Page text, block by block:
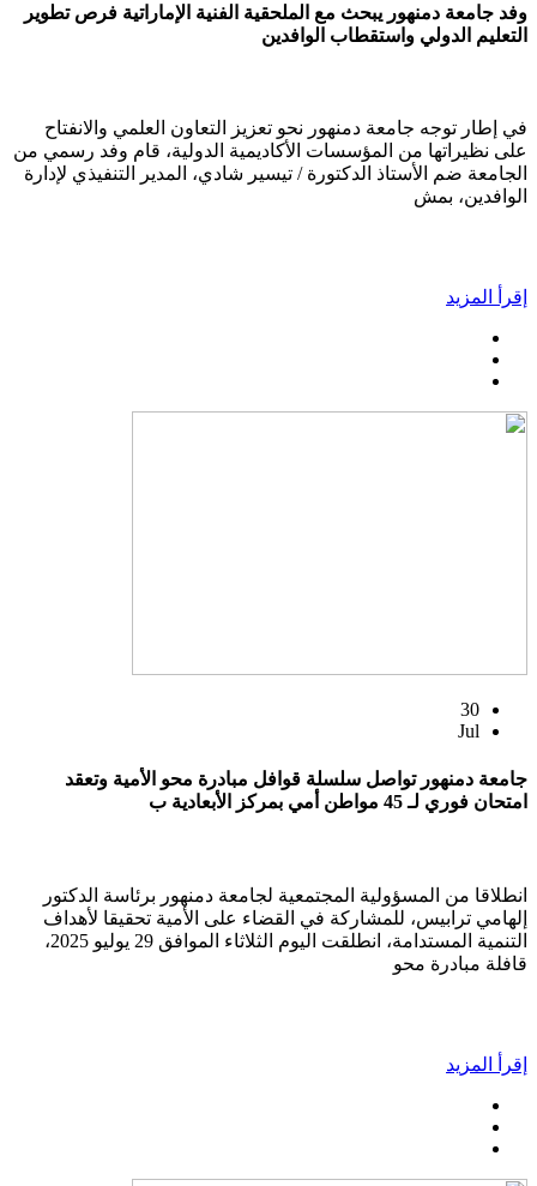
وفد جامعة دمنهور يبحث مع الملحقية الفنية الإماراتية فرص تطوير
التعليم الدولي واستقطاب الوافدين
في إطار توجه جامعة دمنهور نحو تعزيز التعاون العلمي والانفتاح
على نظيراتها من المؤسسات الأكاديمية الدولية، قام وفد رسمي من
الجامعة ضم الأستاذ الدكتورة / تيسير شادي، المدير التنفيذي لإدارة
الوافدين، بمش
إقرأ المزيد
30
Jul
جامعة دمنهور تواصل سلسلة قوافل مبادرة محو الأمية وتعقد
امتحان فوري لـ 45 مواطن أمي بمركز الأبعادية ب
انطلاقا من المسؤولية المجتمعية لجامعة دمنهور برئاسة الدكتور
إلهامي ترابيس، للمشاركة في القضاء على الأمية تحقيقا لأهداف
التنمية المستدامة، انطلقت اليوم الثلاثاء الموافق 29 يوليو 2025،
قافلة مبادرة محو
إقرأ المزيد